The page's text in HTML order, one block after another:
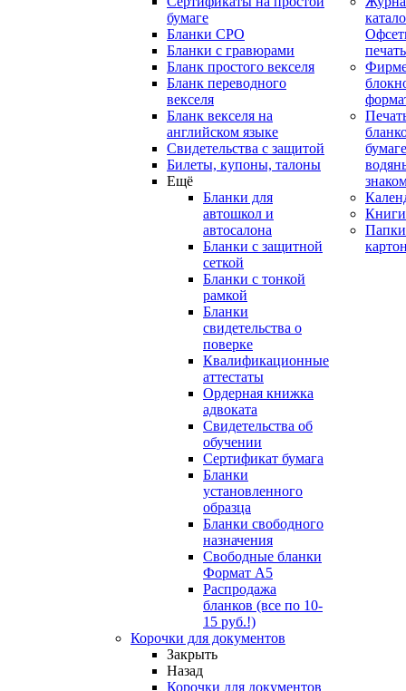
бумаге
Бланки СРО
Бланки с гравюрами
Бланк простого векселя
Бланк переводного
векселя
Бланк векселя на
английском языке
Свидетельства с защитой
Билеты, купоны, талоны
Ещё
Бланки для
автошкол и
автосалона
Бланки с защитной
сеткой
Бланки с тонкой
рамкой
Бланки
свидетельства о
поверке
Квалификационные
аттестаты
Ордерная книжка
адвоката
Свидетельства об
обучении
Сертификат бумага
Бланки
установленного
образца
Бланки свободного
назначения
Свободные бланки
Формат А5
Распродажа
бланков (все по 10-
15 руб.!)
Корочки для документов
Закрыть
Назад
Корочки для документов
печать
Книги
Папки